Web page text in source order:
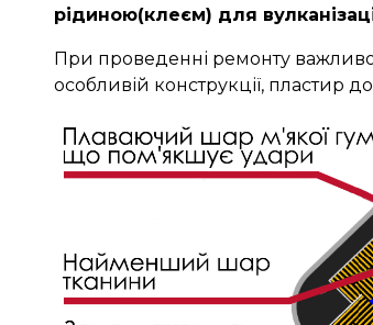
рідиною(клеєм) для
При проведенні ремонту
особливій конструкції, пластир